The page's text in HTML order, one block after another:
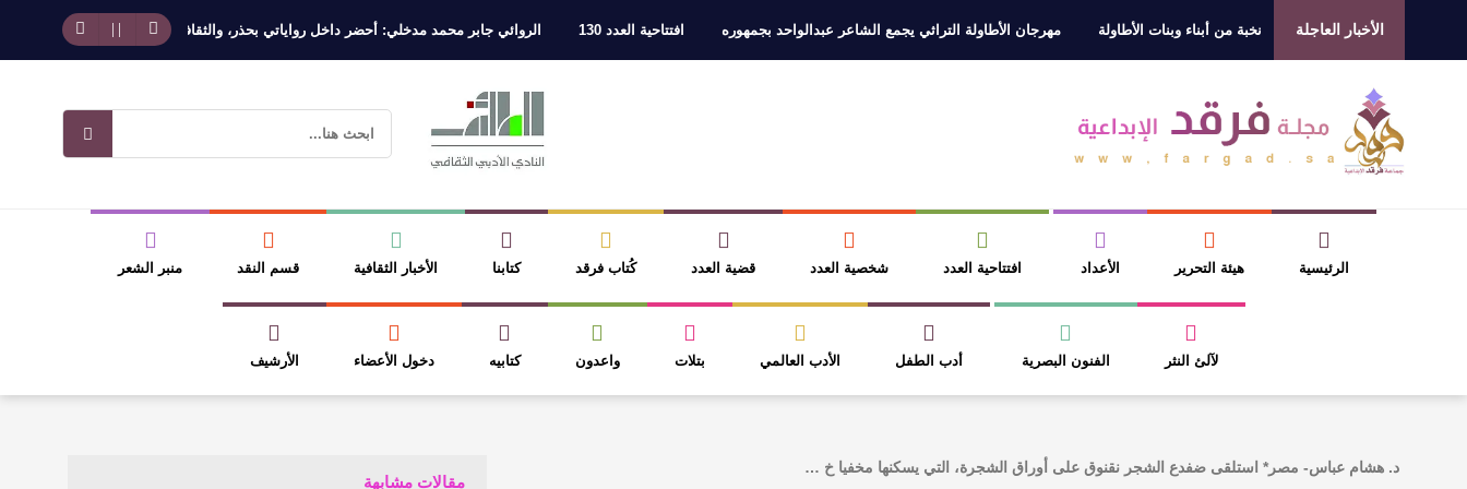
الأخبار العاجلة
للتفوق العلمي تكرّم نخبة من أبناء وبنات الأطاولة مهرجان الأطاولة التراثي يجمع الشاعر عبدالواحد بجمهوره افتتاحية العدد 130 الروائي جابر محمد مدخلي: أحضر داخل رواياتي بحذر، والثقافة قوتنا الناعمة لمخاطبة العالم.
الصوفي والفلسفي في “مملكة الله” للدكتور محمد بدوي
الرئيسية هيئة التحرير الأعداد افتتاحية العدد شخصية العدد قضية العدد كُتاب فرقد كتابنا الأخبار الثقافية قسم النقد منبر الشعر
لآلئ النثر الفنون البصرية أدب الطفل الأدب العالمي بتلات واعدون كتابيه دخول الأعضاء الأرشيف
مقالات مشابهة
د. هشام عباس- مصر* استلقى ضفدع الشجر نقنوق على أوراق الشجرة، التي يسكنها مخفيا خ …